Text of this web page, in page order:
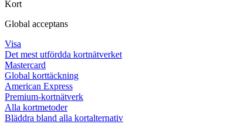
Kort
Global acceptans
Visa
Det mest utfördda kortnätverket
Mastercard
Global korttäckning
American Express
Premium-kortnätverk
Alla kortmetoder
Bläddra bland alla kortalternativ